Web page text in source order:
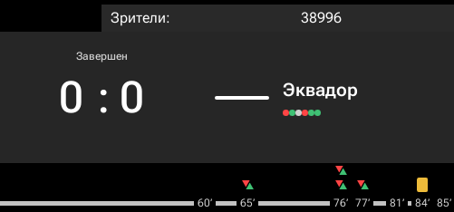
Зрители:
38996
Завершен
0 : 0 Эквадор
60‎’‎ 65‎’‎ 76‎’‎ 77‎’‎ 81‎’‎ 84‎’‎ 85‎’‎